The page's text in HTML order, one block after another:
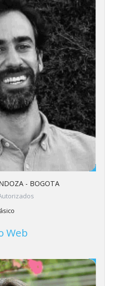
- BOGOTA
Web